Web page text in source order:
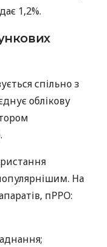
1,2%.
спільно з
облікову
На
пРРО: